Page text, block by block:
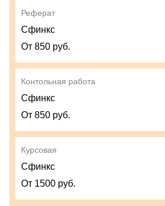
Реферат
Сфинкс
От 850 руб.
Контольная работа
Сфинкс
От 850 руб.
Курсовая
Сфинкс
От 1500 руб.